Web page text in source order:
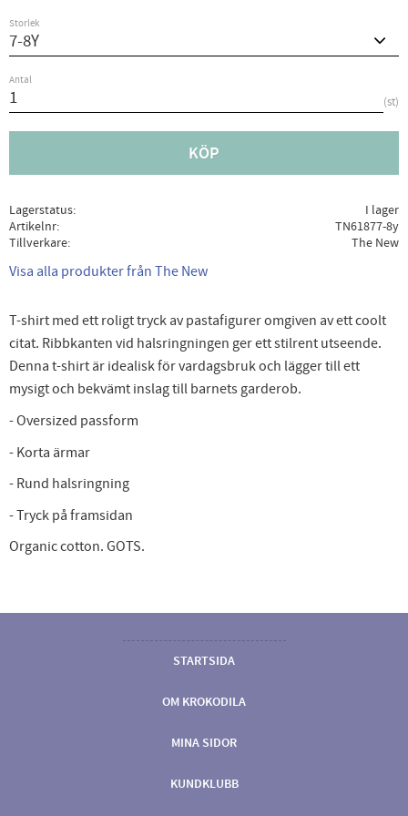
Storlek
Antal
st
KÖP
Lagerstatus
I lager
Artikelnr
TN61877-8y
Tillverkare
The New
Visa alla produkter från The New
T-shirt med ett roligt tryck av pastafigurer omgiven av ett coolt
citat. Ribbkanten vid halsringningen ger ett stilrent utseende.
Denna t-shirt är idealisk för vardagsbruk och lägger till ett
mysigt och bekvämt inslag till barnets garderob.
- Oversized passform
- Korta ärmar
- Rund halsringning
- Tryck på framsidan
Organic cotton. GOTS.
STARTSIDA
OM KROKODILA
MINA SIDOR
KUNDKLUBB